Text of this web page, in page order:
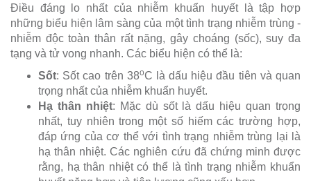
Điều đáng lo nhất của nhiễm khuẩn huyết là tập hợp
những biểu hiện lâm sàng của một tình trạng nhiễm trùng -
nhiễm độc toàn thân rất nặng, gây choáng (sốc), suy đa
tạng và tử vong nhanh. Các biểu hiện có thể là:
Sốt: Sốt cao trên 38oC là dấu hiệu đầu tiên và quan
trọng nhất của nhiễm khuẩn huyết.
Hạ thân nhiệt: Mặc dù sốt là dấu hiệu quan trọng
nhất, tuy nhiên trong một số hiếm các trường hợp,
đáp ứng của cơ thể với tình trạng nhiễm trùng lại là
hạ thân nhiệt. Các nghiên cứu đã chứng minh được
rằng, hạ thân nhiệt có thể là tình trạng nhiễm khuẩn